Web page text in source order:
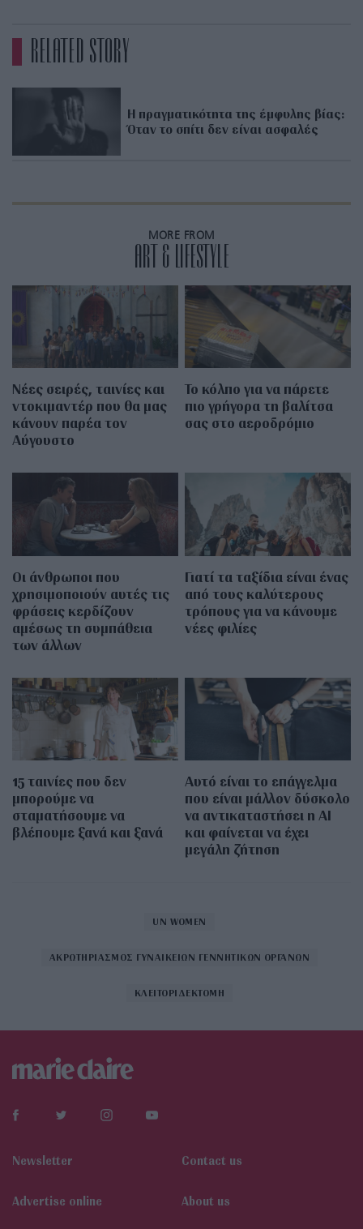
RELATED STORY
Η πραγματικότητα της έμφυλης βίας:
Όταν το σπίτι δεν είναι ασφαλές
MORE FROM
ART & LIFESTYLE
Νέες σειρές, ταινίες και
ντοκιμαντέρ που θα μας
κάνουν παρέα τον
Αύγουστο
Το κόλπο για να πάρετε
πιο γρήγορα τη βαλίτσα
σας στο αεροδρόμιο
Οι άνθρωποι που
χρησιμοποιούν αυτές τις
φράσεις κερδίζουν
αμέσως τη συμπάθεια
των άλλων
Γιατί τα ταξίδια είναι ένας
από τους καλύτερους
τρόπους για να κάνουμε
νέες φιλίες
15 ταινίες που δεν
μπορούμε να
σταματήσουμε να
βλέπουμε ξανά και ξανά
Αυτό είναι το επάγγελμα
που είναι μάλλον δύσκολο
να αντικαταστήσει η AI
και φαίνεται να έχει
μεγάλη ζήτηση
UN WOMEN
ΑΚΡΩΤΗΡΙΑΣΜΟΣ ΓΥΝΑΙΚΕΙΩΝ ΓΕΝΝΗΤΙΚΩΝ ΟΡΓΑΝΩΝ
ΚΛΕΙΤΟΡΙΔΕΚΤΟΜΗ
Newsletter Contact us
Αdvertise online About us